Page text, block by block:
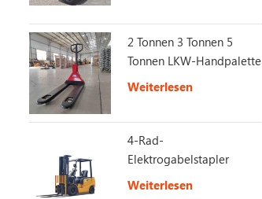
2 Tonnen 3 Tonnen 5
Tonnen LKW-Handpalette
Weiterlesen
4-Rad-
Elektrogabelstapler
Weiterlesen